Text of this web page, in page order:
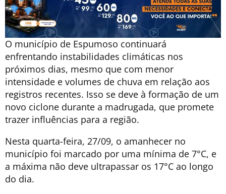
O município de Espumoso continuará
enfrentando instabilidades climáticas nos
próximos dias, mesmo que com menor
intensidade e volumes de chuva em relação aos
registros recentes. Isso se deve à formação de um
novo ciclone durante a madrugada, que promete
trazer influências para a região.
Nesta quarta-feira, 27/09, o amanhecer no
município foi marcado por uma mínima de 7°C, e
a máxima não deve ultrapassar os 17°C ao longo
do dia.